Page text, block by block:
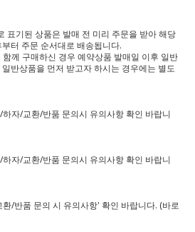
표기된 상품은 발매 전 미리 주문을 받아 해당
터 주문 순서대로 배송됩니다.
께 구매하신 경우 예약상품 발매일 이후 일반
반상품을 먼저 받고자 하시는 경우에는 별도
자/교환/반품 문의시 유의사항 확인 바랍니
자/교환/반품 문의시 유의사항 확인 바랍니
/반품 문의 시 유의사항' 확인 바랍니다. (바로